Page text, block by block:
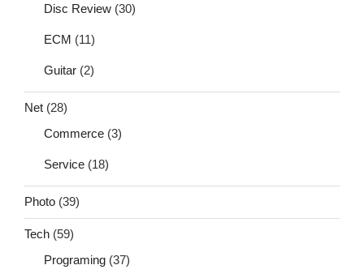
Disc Review (30)
ECM (11)
Guitar (2)
Net (28)
Commerce (3)
Service (18)
Photo (39)
Tech (59)
Programing (37)